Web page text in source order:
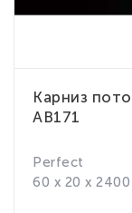
Карниз
AB171
Perfect
60 x 20 x